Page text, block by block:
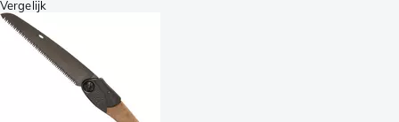
Vergelijk